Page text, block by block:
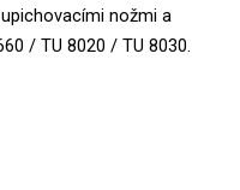
nožmi a
/ TU 8020 / TU 8030.